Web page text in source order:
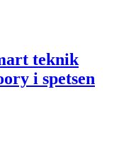
teknik
i spetsen